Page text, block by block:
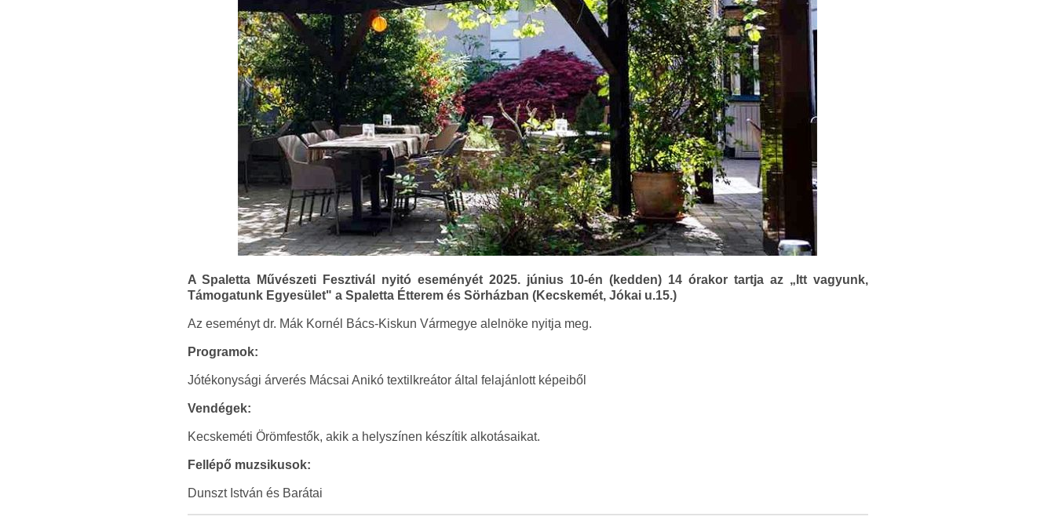
A Spaletta Művészeti Fesztivál nyitó eseményét 2025. június 10-én (kedden) 14 órakor tartja az „Itt vagyunk,
Támogatunk Egyesület" a Spaletta Étterem és Sörházban (Kecskemét, Jókai u.15.)
Az eseményt dr. Mák Kornél Bács-Kiskun Vármegye alelnöke nyitja meg.
Programok:
Jótékonysági árverés Mácsai Anikó textilkreátor által felajánlott képeiből
Vendégek:
Kecskeméti Örömfestők, akik a helyszínen készítik alkotásaikat.
Fellépő muzsikusok:
Dunszt István és Barátai